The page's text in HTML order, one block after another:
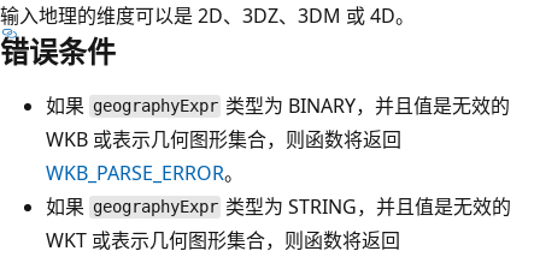
输入地理的维度可以是 2D、3DZ、3DM 或 4D。
错误条件
如果 geographyExpr 类型为 BINARY，并且值是无效的
WKB 或表示几何图形集合，则函数将返回
WKB_PARSE_ERROR。
如果 geographyExpr 类型为 STRING，并且值是无效的
WKT 或表示几何图形集合，则函数将返回